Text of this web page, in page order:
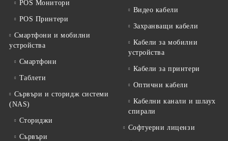
POS Монитори
POS Принтери
Смартфони и мобилни
устройства
Смартфони
Таблети
Сървъри и сторидж системи
(NAS)
Сториджи
Сървъри
Видео кабели
Захранващи кабели
Кабели за мобилни
устройства
Кабели за принтери
Оптични кабели
Кабелни канали и шлаух
спирали
Софтуерни лицензи